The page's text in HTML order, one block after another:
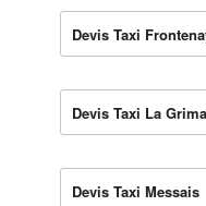
Devis Taxi
Devis Taxi La
Devis Taxi Messais